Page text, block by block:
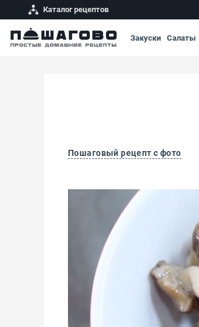
Каталог рецептов
Закуски Салаты
Пошаговый рецепт с фото
Опята соленые